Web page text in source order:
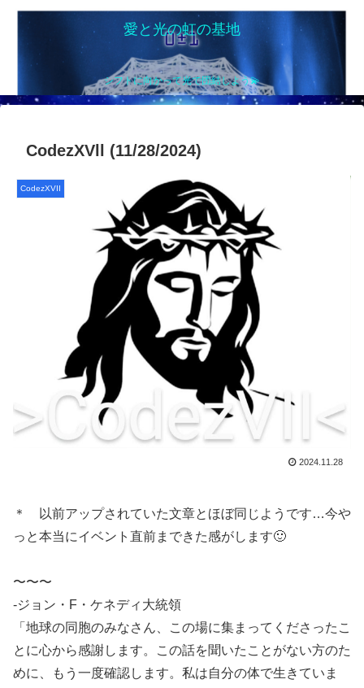
愛と光の虹の基地
シフトに向かって光で団結しよう💫
CodezXVll (11/28/2024)
CodezXVII
2024.11.28
＊ 以前アップされていた文章とほぼ同じようです…今や
っと本当にイベント直前まできた感がします🙂
〜〜〜
-ジョン・F・ケネディ大統領
「地球の同胞のみなさん、この場に集まってくださったこ
とに心から感謝します。この話を聞いたことがない方のた
めに、もう一度確認します。私は自分の体で生きていま